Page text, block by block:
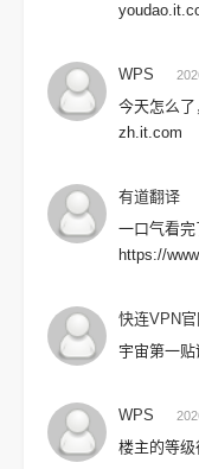
WPS
今天怎么
zh.it.com
有道翻译
一口气看完
https://
快连VPN官
宇宙第一
WPS
楼主的等